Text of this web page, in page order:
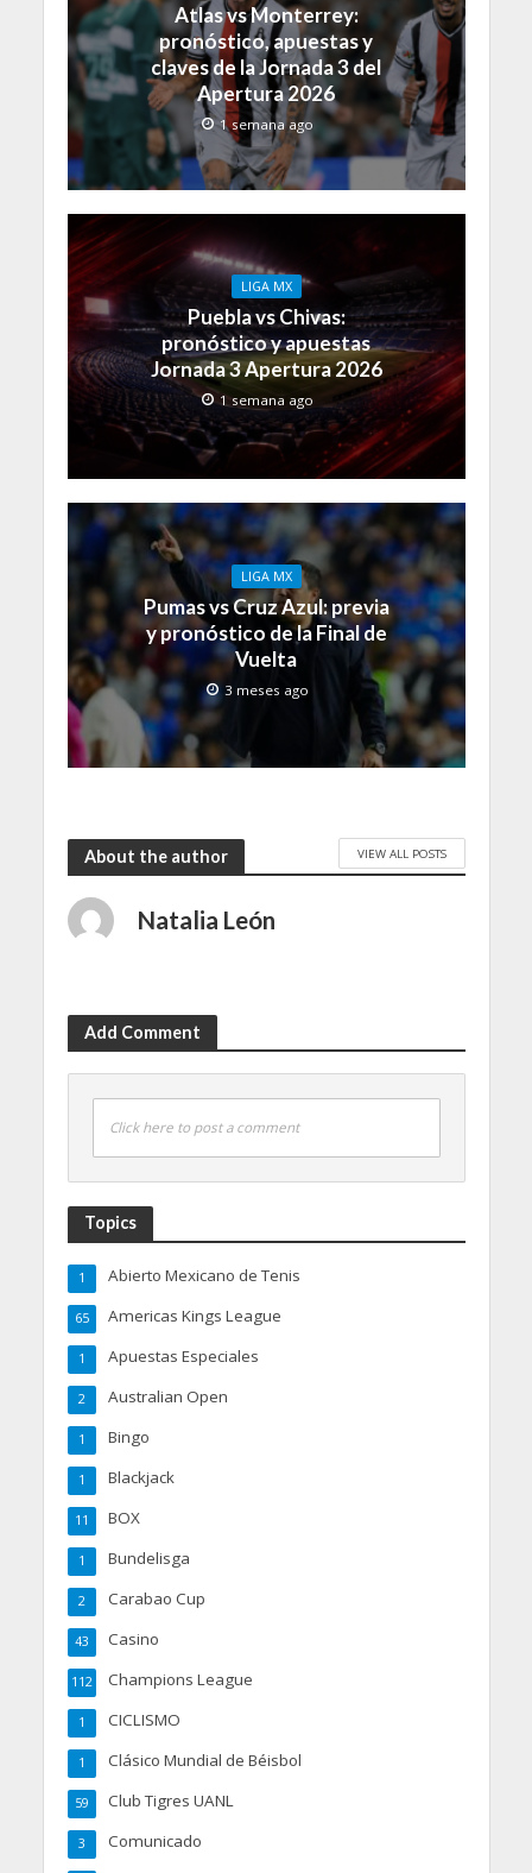
Atlas vs Monterrey:
pronóstico, apuestas y
claves de la Jornada 3 del
Apertura 2026
1 semana ago
LIGA MX
Puebla vs Chivas:
pronóstico y apuestas
Jornada 3 Apertura 2026
1 semana ago
LIGA MX
Pumas vs Cruz Azul: previa
y pronóstico de la Final de
Vuelta
3 meses ago
About the author VIEW ALL POSTS
Natalia León
Add Comment
Click here to post a comment
Topics
Abierto Mexicano de Tenis
1
Americas Kings League
65
Apuestas Especiales
1
Australian Open
2
Bingo
1
Blackjack
1
BOX
11
Bundelisga
1
Carabao Cup
2
Casino
43
Champions League
112
CICLISMO
1
Clásico Mundial de Béisbol
1
Club Tigres UANL
59
Comunicado
3